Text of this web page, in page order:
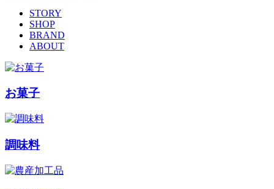
STORY
SHOP
BRAND
ABOUT
お菓子
調味料